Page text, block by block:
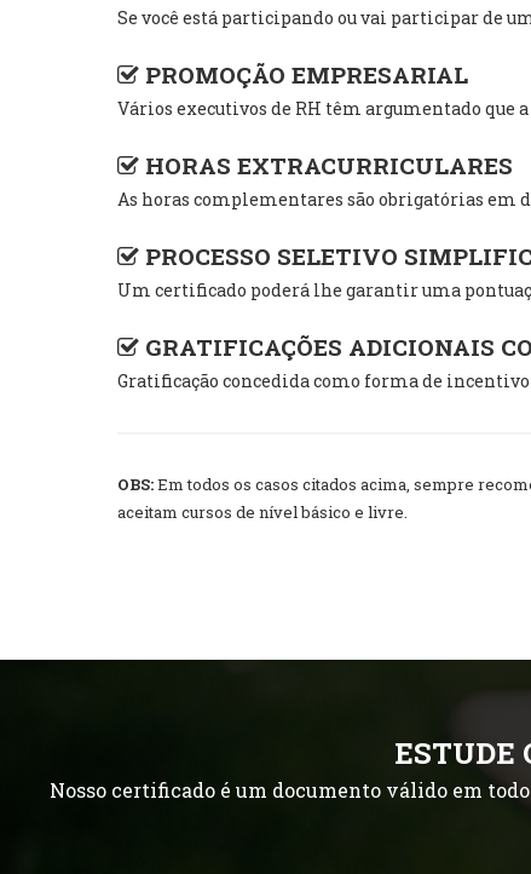
Se você está participando ou vai participar de
PROMOÇÃO EMPRESARIAL
Vários executivos de RH têm argumentado
HORAS EXTRACURRICULARES
As horas complementares são obrigatórias em
PROCESSO SELETIVO
Um certificado poderá lhe garantir uma
GRATIFICAÇÕES ADICIONAIS
Gratificação concedida como forma de
OBS:Em todos os casos citados acima, sempre
aceitam cursos de nível básico e livre.
ESTUDE
Nosso certificado é um documento válido em